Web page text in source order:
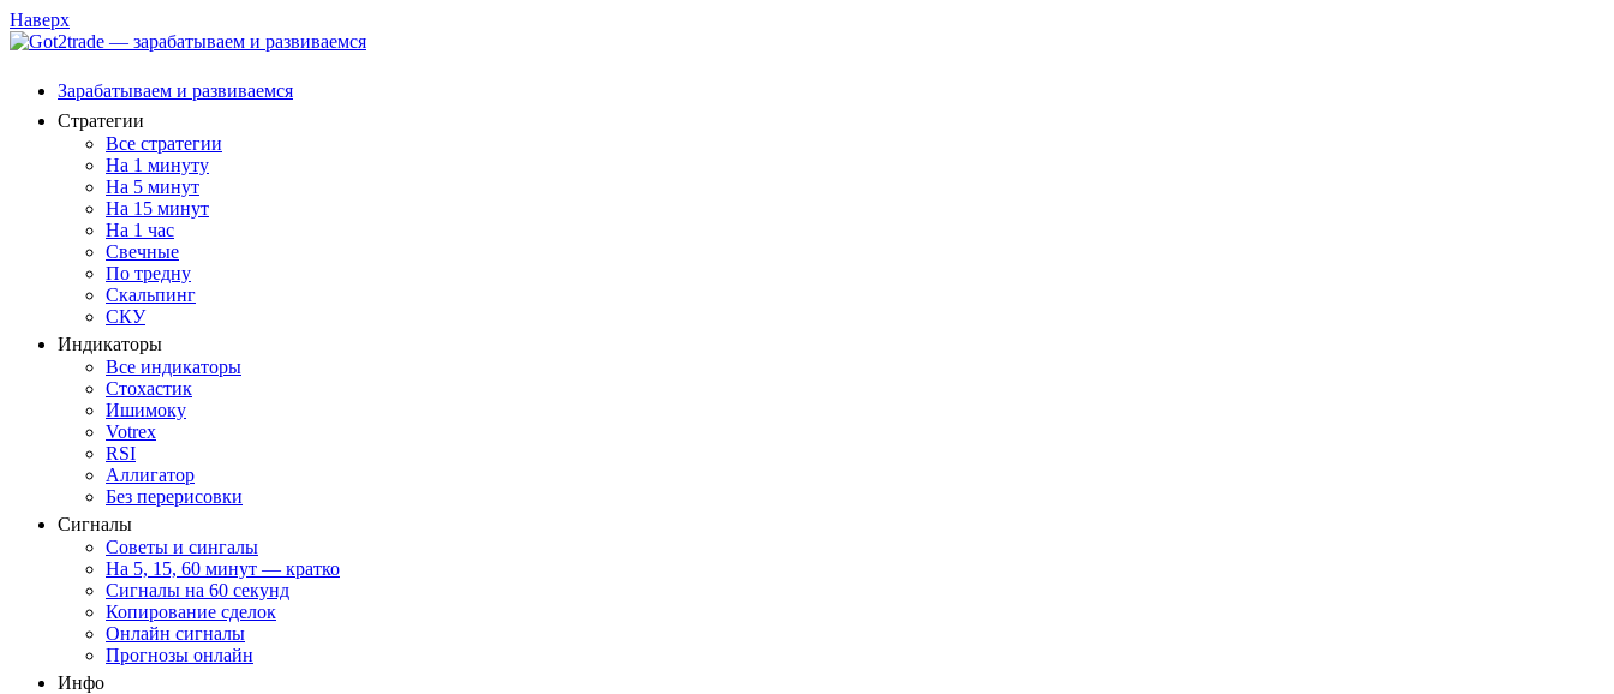
Наверх
Зарабатываем и развиваемся
Стратегии
Все стратегии
На 1 минуту
На 5 минут
На 15 минут
На 1 час
Свечные
По тредну
Скальпинг
СКУ
Индикаторы
Все индикаторы
Стохастик
Ишимоку
Votrex
RSI
Аллигатор
Без перерисовки
Сигналы
Советы и сингалы
На 5, 15, 60 минут — кратко
Сигналы на 60 секунд
Копирование сделок
Онлайн сигналы
Прогнозы онлайн
Инфо